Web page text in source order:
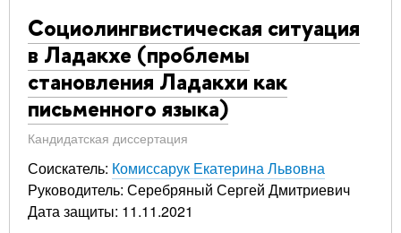
Социолингвистическая ситуация
в Ладакхе (проблемы
становления Ладакхи как
письменного языка)
Кандидатская диссертация
Соискатель: Комиссарук Екатерина Львовна
Руководитель: Серебряный Сергей Дмитриевич
Дата защиты: 11.11.2021